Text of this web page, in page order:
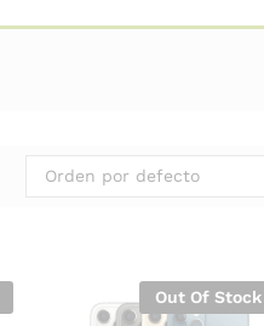
Orden por defecto
Out Of Stock